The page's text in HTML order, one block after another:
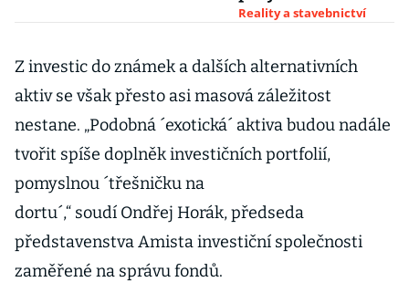
Prahy je na
Reality a stavebnictví
Z investic do známek a dalších alternativních
aktiv se však přesto asi masová záležitost
nestane. „Podobná ´exotická´ aktiva budou nadále
tvořit spíše doplněk investičních portfolií,
pomyslnou ´třešničku na
dortu´,“ soudí Ondřej Horák, předseda
představenstva Amista investiční společnosti
zaměřené na správu fondů.